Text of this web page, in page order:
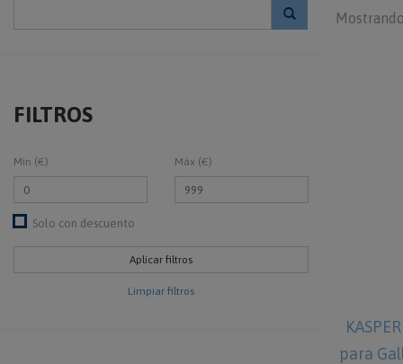
FILTROS
Mín (€) Máx (€)
Solo con descuento
Limpiar filtros
para